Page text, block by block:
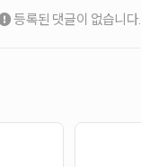
등록된 댓글이 없습니다.